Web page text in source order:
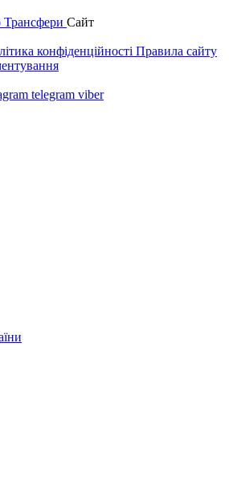
Трансфери Сайт
конфіденційності Правила сайту
telegram viber